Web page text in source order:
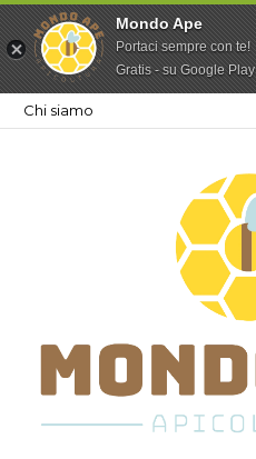
Mondo Ape
Portaci sempre con te!
Gratis - su Google Play
Chi siamo